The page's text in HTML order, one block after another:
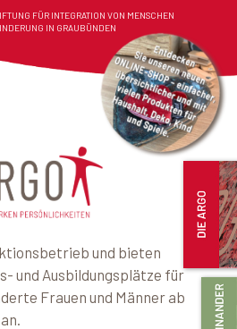
FÜR INTEGRATION VON MENSCHEN
IN GRAUBÜNDEN
und bieten
und Ausbildungsplätze für
Frauen und Männer ab